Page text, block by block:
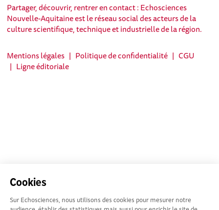
Cookies
Sur Echosciences, nous utilisons des cookies pour mesurer notre
Partager, découvrir, rentrer en contact : Echosciences
Nouvelle-Aquitaine est le réseau social des acteurs de la
culture scientifique, technique et industrielle de la région.
Mentions légales | Politique de confidentialité | CGU
| Ligne éditoriale